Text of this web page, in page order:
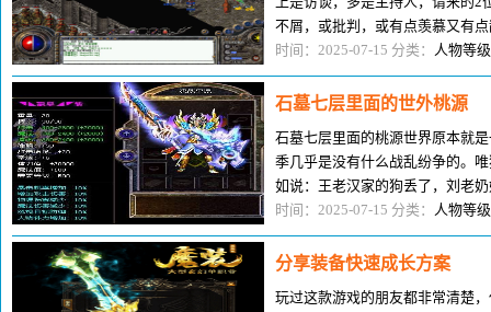
不屑，或批判，或有点羡慕又有
的观众自由提问，我就想，要是当
时间：2025-07-15 分类： 人物等级
石墓七层里面的世外桃源
石墓七层里面的桃源世界原本就
季几乎是没有什么战乱纷争的。
如说：王老汉家的狗丢了，刘老
妻的吵架什么的事情。这与玛法大
时间：2025-07-15 分类： 人物等级
分享装备快速成长方案
玩过这款游戏的朋友都非常清楚